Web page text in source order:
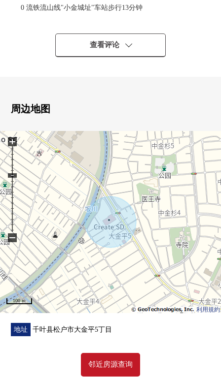
0 流铁流山线"小金城址"车站步行13分钟
0 建筑面积：96.05平米(约29.05坪)的4LDK
0 第一类低层住宅专用区的清静的住宅区
0 日光在南侧道路良好
月)━━━━━━━━━━━━━━━・・・・・
0盥洗台交换 0厕所更换
0热水器交换 0张床地板重叠张开
0Cross张替 0外壁涂抹其他
■LIFE信息━━━━━━━━━━━━━━━・・・・・
0 KEIHOKU超市鰭崎商店 约710m
0 全家便利店松户大金平商店 约450m
0 Create S·D松户大金平商店 约320m
0 佐藤医院 约880m
0 浅间公园 约150m
0 松户市立零钱北小学 约820m
0 松户市立零钱北中学 约1160m
查看评论
周边地图
利用規約
100 m
+
−
地址 千叶县松户市大金平5丁目
邻近房源查询